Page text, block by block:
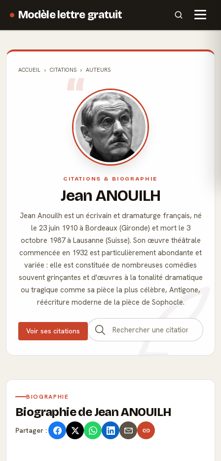
Modèle lettre gratuit
ACCUEIL CITATIONS AUTEURS
CITATIONS & BIOGRAPHIE
Jean ANOUILH
Jean Anouilh est un écrivain et dramaturge français, né
le 23 juin 1910 à Bordeaux (Gironde) et mort le 3
octobre 1987 à Lausanne (Suisse). Son œuvre théâtrale
commencée en 1932 est particulièrement abondante et
variée : elle est constituée de nombreuses comédies
souvent grinçantes et d'œuvres à la tonalité dramatique
ou tragique comme sa pièce la plus célèbre, Antigone,
réécriture moderne de la pièce de Sophocle.
Voir ses citations
BIOGRAPHIE
Biographie de Jean ANOUILH
Partager :